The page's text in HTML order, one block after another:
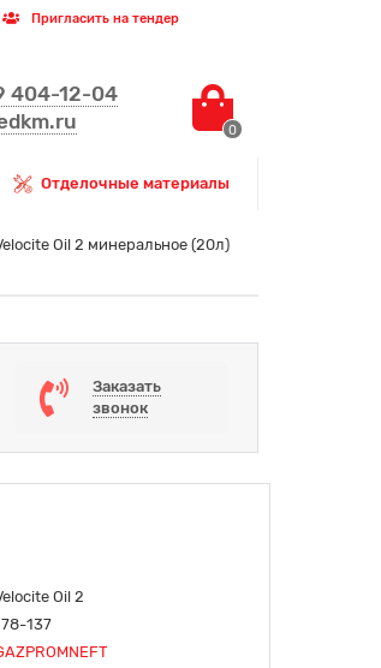
Пригласить на тендер
404-12-04
0
Отделочные материалы
Oil 2 минеральное (20л)
Заказать
звонок
Oil 2
137